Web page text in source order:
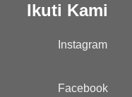
Ikuti Kami
Instagram
Facebook